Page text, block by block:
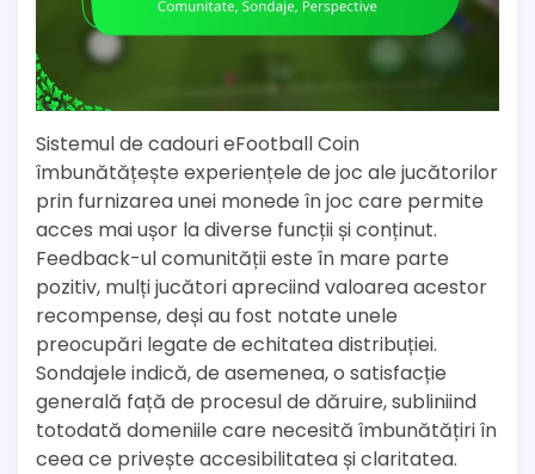
Sistemul de cadouri eFootball Coin
îmbunătățește experiențele de joc ale jucătorilor
prin furnizarea unei monede în joc care permite
acces mai ușor la diverse funcții și conținut.
Feedback-ul comunității este în mare parte
pozitiv, mulți jucători apreciind valoarea acestor
recompense, deși au fost notate unele
preocupări legate de echitatea distribuției.
Sondajele indică, de asemenea, o satisfacție
generală față de procesul de dăruire, subliniind
totodată domeniile care necesită îmbunătățiri în
ceea ce privește accesibilitatea și claritatea.